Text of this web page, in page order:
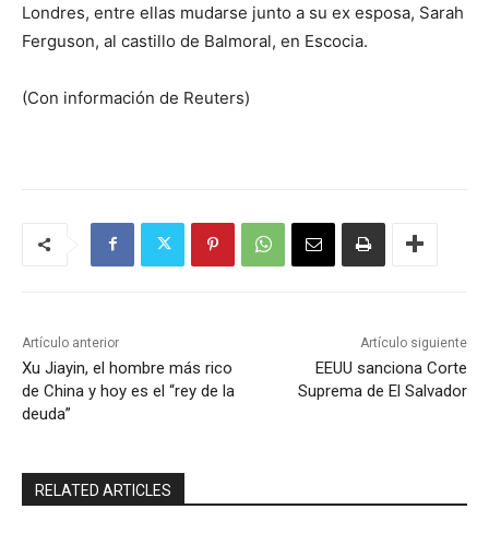
Londres, entre ellas mudarse junto a su ex esposa, Sarah
Ferguson, al castillo de Balmoral, en Escocia.
(Con información de Reuters)
Artículo anterior
Xu Jiayin, el hombre más rico
de China y hoy es el “rey de la
deuda”
Artículo siguiente
EEUU sanciona Corte
Suprema de El Salvador
RELATED ARTICLES